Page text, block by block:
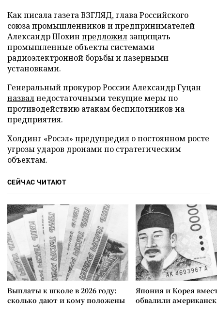
Как писала газета ВЗГЛЯД, глава Российского
союза промышленников и предпринимателей
Александр Шохин предложил защищать
промышленные объекты системами
радиоэлектронной борьбы и лазерными
установками.
Генеральный прокурор России Александр Гуцан
назвалнедостаточными текущие меры по
противодействию атакам беспилотников на
предприятия.
Холдинг «Росэл» предупредил о постоянном росте
угрозы ударов дронами по стратегическим
объектам.
СЕЙЧАС ЧИТАЮТ
Выплаты к школе в 2026 году:
сколько дают и кому положены
Япония и Корея
обвалили